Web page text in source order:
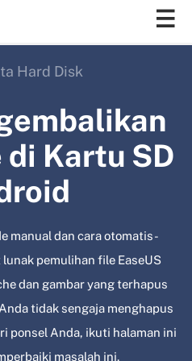
Hard Disk
di Kartu SD
manual dan cara otomatis -
pemulihan file EaseUS
dan gambar yang terhapus
tidak sengaja menghapus
ponsel Anda, ikuti halaman ini
masalah ini.